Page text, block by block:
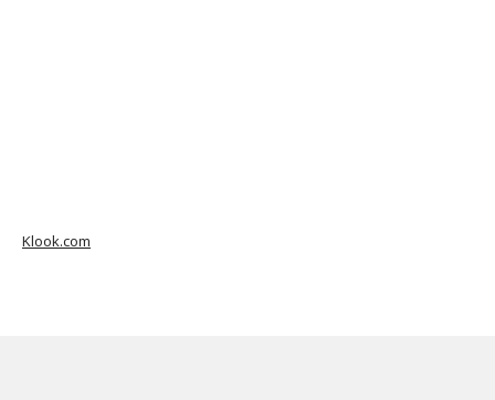
Klook.com